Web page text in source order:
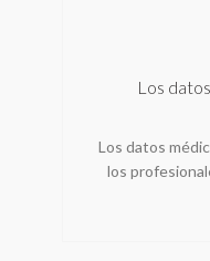
Los
Los datos
los